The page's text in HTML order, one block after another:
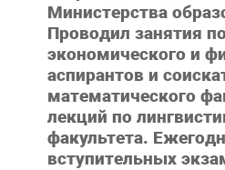
Министерства
Проводил занятия
экономического и
аспирантов и
математического
лекций по
факультета.
вступительных